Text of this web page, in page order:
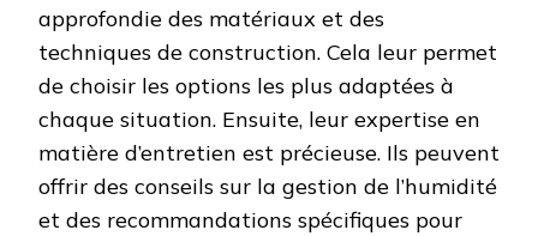
approfondie des matériaux et des
techniques de construction. Cela leur permet
de choisir les options les plus adaptées à
chaque situation. Ensuite, leur expertise en
matière d’entretien est précieuse. Ils peuvent
offrir des conseils sur la gestion de l’humidité
et des recommandations spécifiques pour